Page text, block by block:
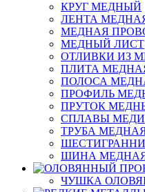
КРУГ МЕДНЫЙ
ЛЕНТА
МЕДНАЯ
МЕДНЫЙ ЛИСТ
ОТЛИВКИ ИЗ
ПЛИТА
ПОЛОСА
ПРОФИЛЬ
ПРУТОК
СПЛАВЫ МЕДИ
ТРУБА
ШИНА
ЧУШКА